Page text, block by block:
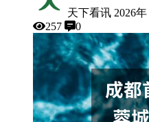
天下看讯 2026年
257
0